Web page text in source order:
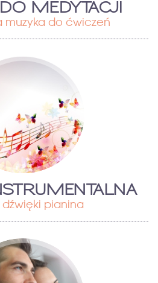
MEDYTACJI
muzyka do ćwiczeń
pianina